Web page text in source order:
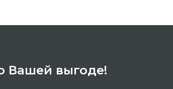
Вашей выгоде!